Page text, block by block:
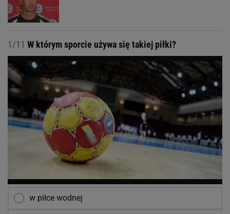
1/11 W którym sporcie używa się takiej piłki?
w piłce wodnej